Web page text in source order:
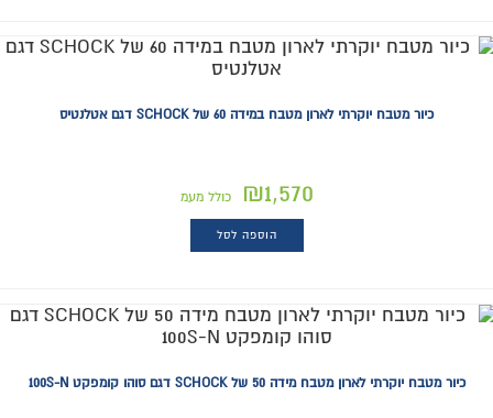
כיור מטבח יוקרתי לארון מטבח במידה 60 של SCHOCK דגם אטלנטיס
₪1,570 כולל מעמ
הוספה לסל
כיור מטבח יוקרתי לארון מטבח מידה 50 של SCHOCK דגם סוהו קומפקט 100S-N